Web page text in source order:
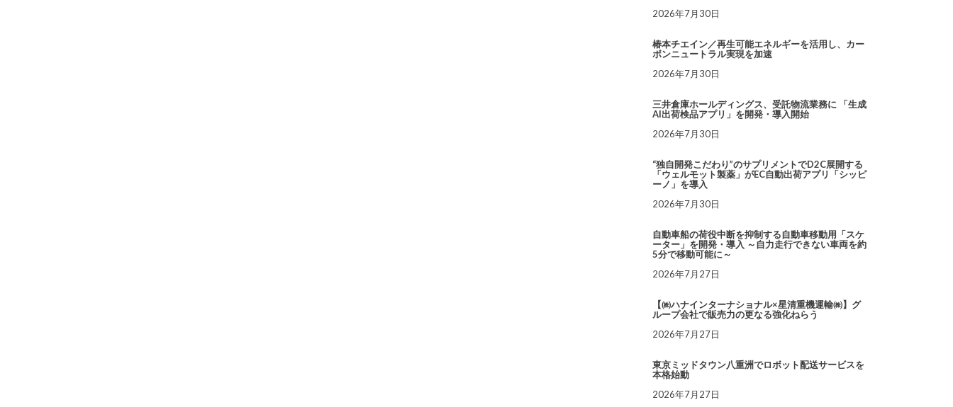
2026年7月30日
椿本チエイン／再生可能エネルギーを活用し、カー
ボンニュートラル実現を加速
2026年7月30日
三井倉庫ホールディングス、受託物流業務に 「生成
AI出荷検品アプリ」を開発・導入開始
2026年7月30日
“独自開発こだわり”のサプリメントでD2C展開する
「ウェルモット製薬」がEC自動出荷アプリ「シッピ
ーノ」を導入
2026年7月30日
自動車船の荷役中断を抑制する自動車移動用「スケ
ーター」を開発・導入 ～自力走行できない車両を約
5分で移動可能に～
2026年7月27日
【㈱ハナインターナショナル×星清重機運輸㈱】グ
ループ会社で販売力の更なる強化ねらう
2026年7月27日
東京ミッドタウン八重洲でロボット配送サービスを
本格始動
2026年7月27日